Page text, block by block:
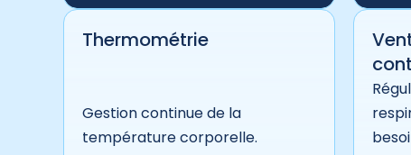
Thermométrie
Gestion continue de la
température corporelle.